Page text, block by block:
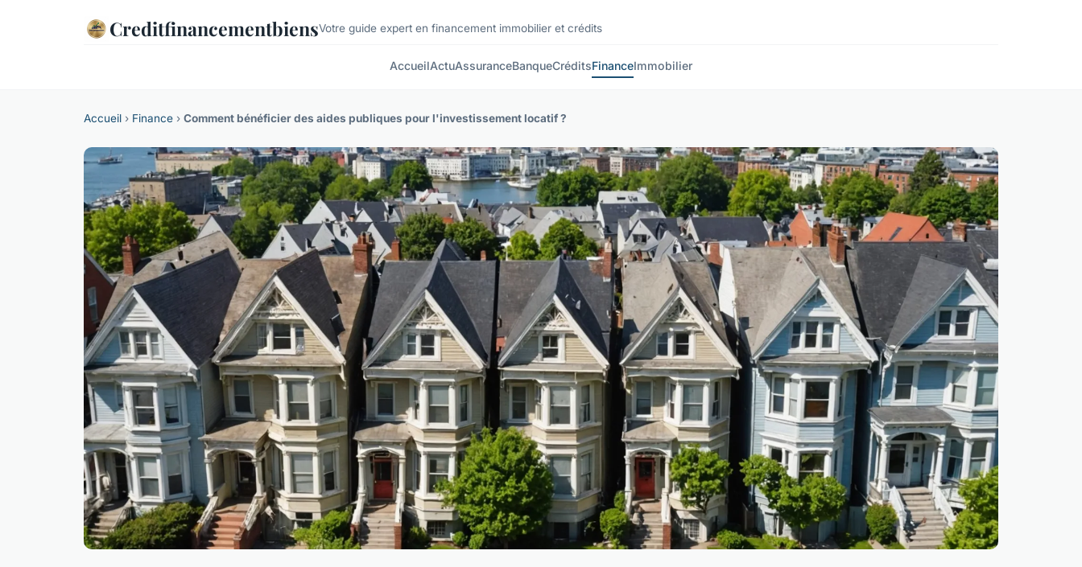
CreditfinancementbiensVotre guide expert en financement immobilier et crédits
AccueilActuAssuranceBanqueCréditsFinanceImmobilier
Accueil › Finance › Comment bénéficier des aides publiques pour l'investissement locatif ?